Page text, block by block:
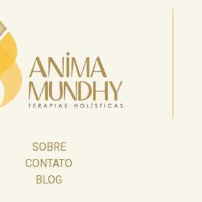
SOBRE
CONTATO
BLOG